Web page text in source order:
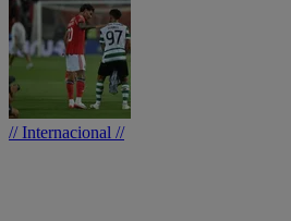
// Internacional //